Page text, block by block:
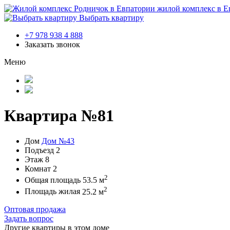
жилой комплекс в
Выбрать квартиру
+7 978 938 4 888
Заказать звонок
Меню
Квартира №81
Дом Дом №43
Подъезд 2
Этаж 8
Комнат 2
Общая площадь 53.5 м2
Площадь жилая 25.2 м2
Оптовая продажа
Задать вопрос
Другие квартиры в этом доме